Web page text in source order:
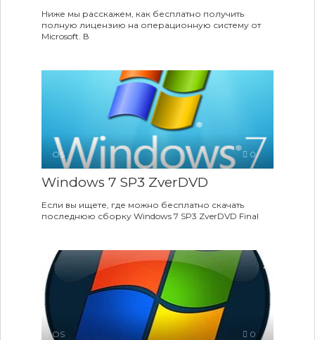
Ниже мы расскажем, как бесплатно получить
полную лицензию на операционную систему от
Microsoft. В
OS 0
Windows 7 SP3 ZverDVD
Если вы ищете, где можно бесплатно скачать
последнюю сборку Windows 7 SP3 ZverDVD Final
OS 0